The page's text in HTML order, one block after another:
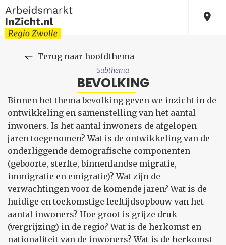
Terug naar hoofdthema
Subthema
BEVOLKING
Binnen het thema bevolking geven we inzicht in de
ontwikkeling en samenstelling van het aantal
inwoners. Is het aantal inwoners de afgelopen
jaren toegenomen? Wat is de ontwikkeling van de
onderliggende demografische componenten
(geboorte, sterfte, binnenlandse migratie,
immigratie en emigratie)? Wat zijn de
verwachtingen voor de komende jaren? Wat is de
huidige en toekomstige leeftijdsopbouw van het
aantal inwoners? Hoe groot is grijze druk
(vergrijzing) in de regio? Wat is de herkomst en
nationaliteit van de inwoners? Wat is de herkomst